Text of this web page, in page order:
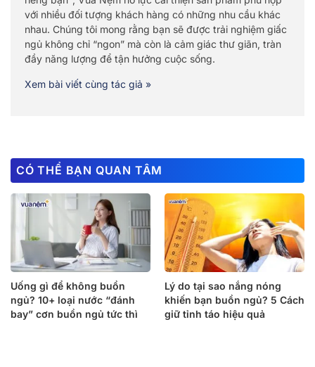
với nhiều đối tượng khách hàng có những nhu cầu khác
nhau. Chúng tôi mong rằng bạn sẽ được trải nghiệm giấc
ngủ không chỉ “ngon” mà còn là cảm giác thư giãn, tràn
đầy năng lượng để tận hưởng cuộc sống.
Xem bài viết cùng tác giả »
CÓ THỂ BẠN QUAN TÂM
Uống gì để không buồn
ngủ? 10+ loại nước “đánh
bay” cơn buồn ngủ tức thì
Lý do tại sao nắng nóng
khiến bạn buồn ngủ? 5 Cách
giữ tỉnh táo hiệu quả